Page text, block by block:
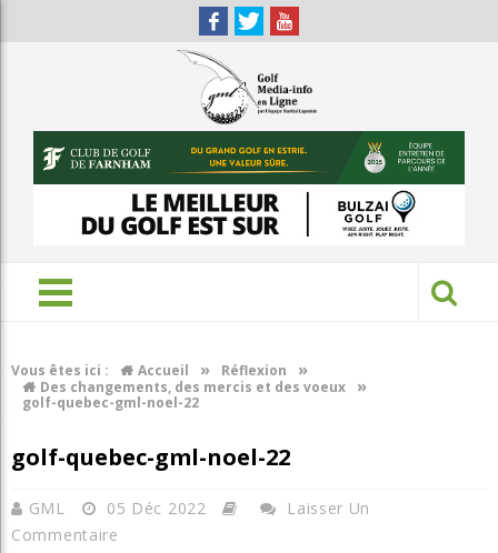
Vous êtes ici : Accueil » Réflexion »
Des changements, des mercis et des voeux »
golf-quebec-gml-noel-22
golf-quebec-gml-noel-22
GML 05 Déc 2022
Laisser Un
Commentaire